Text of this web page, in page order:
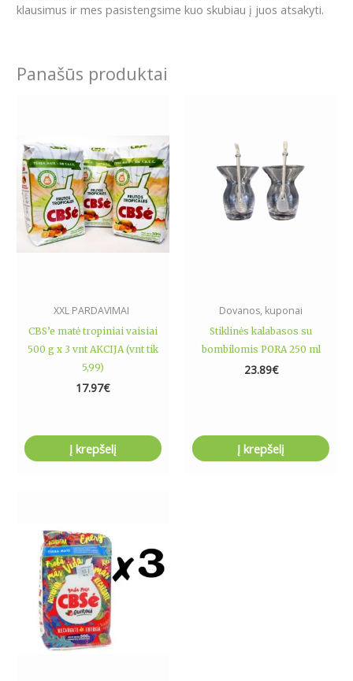
klausimus ir mes pasistengsime kuo skubiau į juos atsakyti.
Panašūs produktai
XXL PARDAVIMAI
CBS’e matė tropiniai vaisiai
500 g x 3 vnt AKCIJA (vnt tik
5,99)
17.97€
Į krepšelį
Dovanos, kuponai
Stiklinės kalabasos su
bombilomis PORA 250 ml
23.89€
Į krepšelį